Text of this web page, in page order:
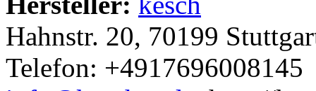
Hahnstr. 20, 70199
Telefon: +4917696008145